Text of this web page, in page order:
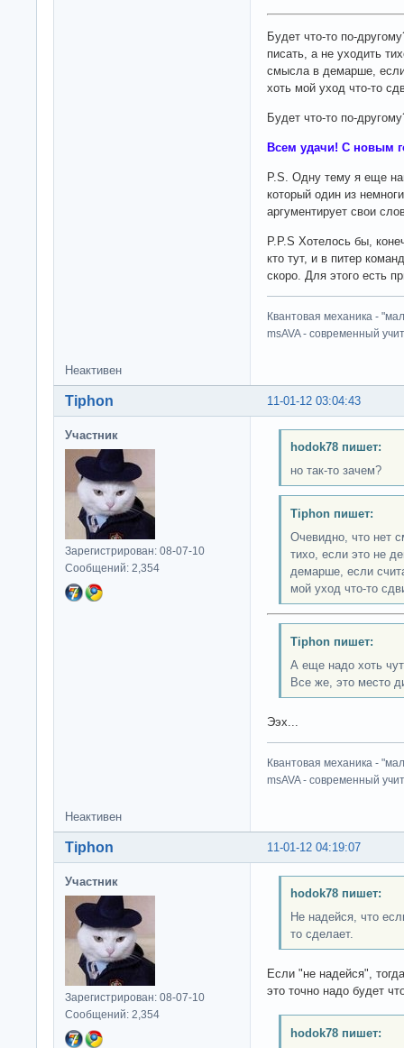
Будет что-то по-
писать, а не уходить
смысла в демарше,
хоть мой уход что-то
Будет что-то по-
Всем удачи! С новым
P.S. Одну тему я еще
который один из
аргументирует свои
P.P.S Хотелось бы,
кто тут, и в питер
скоро. Для этого есть
Квантовая механика -
msAVA - современный
Неактивен
11-01-12 03:04:43
Tiphon
Участник
Зарегистрирован: 08-07-10
Сообщений: 2,354
hodok78 пишет:
но так-то зачем?
Tiphon пишет:
Очевидно, что нет
тихо, если это не
демарше, если
мой уход что-то
Tiphon пишет:
А еще надо хоть
Все же, это место
Ээх...
Квантовая механика -
msAVA - современный
Неактивен
11-01-12 04:19:07
Tiphon
Участник
Зарегистрирован: 08-07-10
Сообщений: 2,354
hodok78 пишет:
Не надейся, что
то сделает.
Если "не надейся",
это точно надо будет
hodok78 пишет: